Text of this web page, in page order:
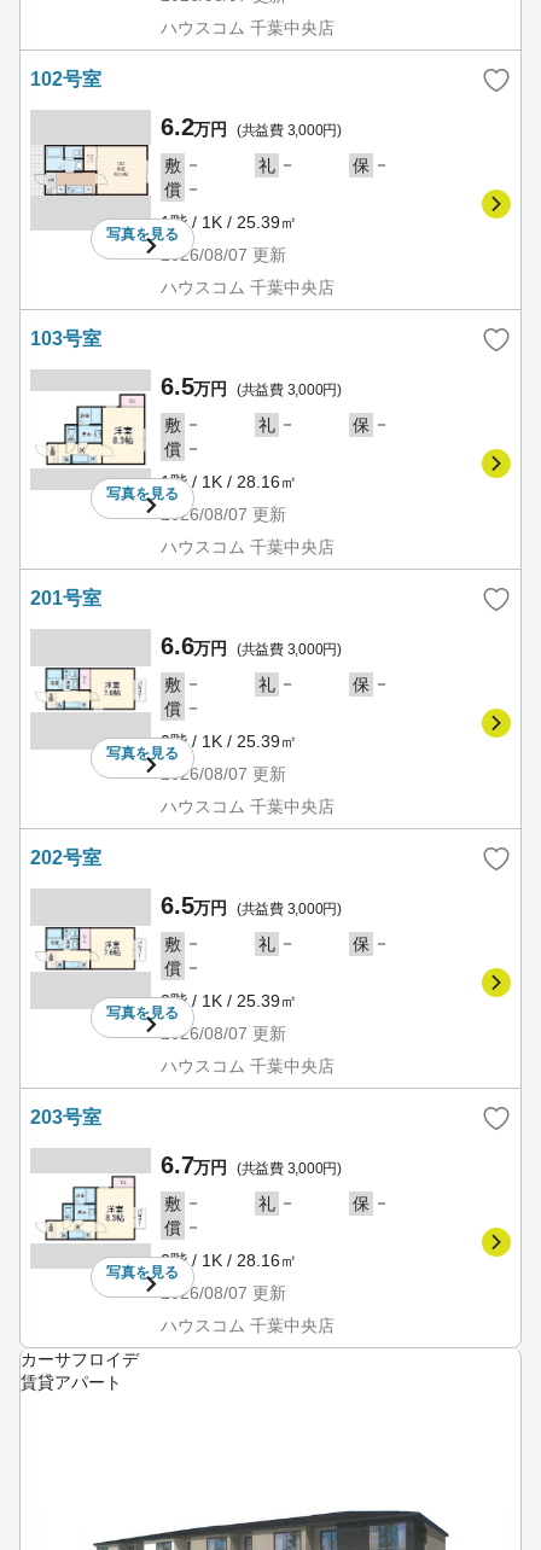
ハウスコム 千葉中央店
102号室
写真を見る
6.2万円 (共益費 3,000円)
敷 － 礼 － 保 －
償 －
1階 / 1K / 25.39㎡
2026/08/07 更新
ハウスコム 千葉中央店
103号室
写真を見る
6.5万円 (共益費 3,000円)
敷 － 礼 － 保 －
償 －
1階 / 1K / 28.16㎡
2026/08/07 更新
ハウスコム 千葉中央店
201号室
写真を見る
6.6万円 (共益費 3,000円)
敷 － 礼 － 保 －
償 －
2階 / 1K / 25.39㎡
2026/08/07 更新
ハウスコム 千葉中央店
202号室
写真を見る
6.5万円 (共益費 3,000円)
敷 － 礼 － 保 －
償 －
2階 / 1K / 25.39㎡
2026/08/07 更新
ハウスコム 千葉中央店
203号室
写真を見る
6.7万円 (共益費 3,000円)
敷 － 礼 － 保 －
償 －
2階 / 1K / 28.16㎡
2026/08/07 更新
ハウスコム 千葉中央店
カーサフロイデ
賃貸アパート